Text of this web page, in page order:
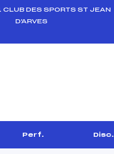
DES SPORTS ST JEAN
D'ARVES
Perf. Disc.